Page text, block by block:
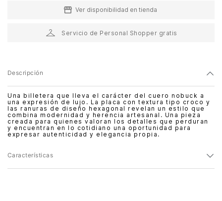
Ver disponibilidad en tienda
Servicio de Personal Shopper gratis
Descripción
Una billetera que lleva el carácter del cuero nobuck a
una expresión de lujo. La placa con textura tipo croco y
las ranuras de diseño hexagonal revelan un estilo que
combina modernidad y herencia artesanal. Una pieza
creada para quienes valoran los detalles que perduran
y encuentran en lo cotidiano una oportunidad para
expresar autenticidad y elegancia propia.
Características